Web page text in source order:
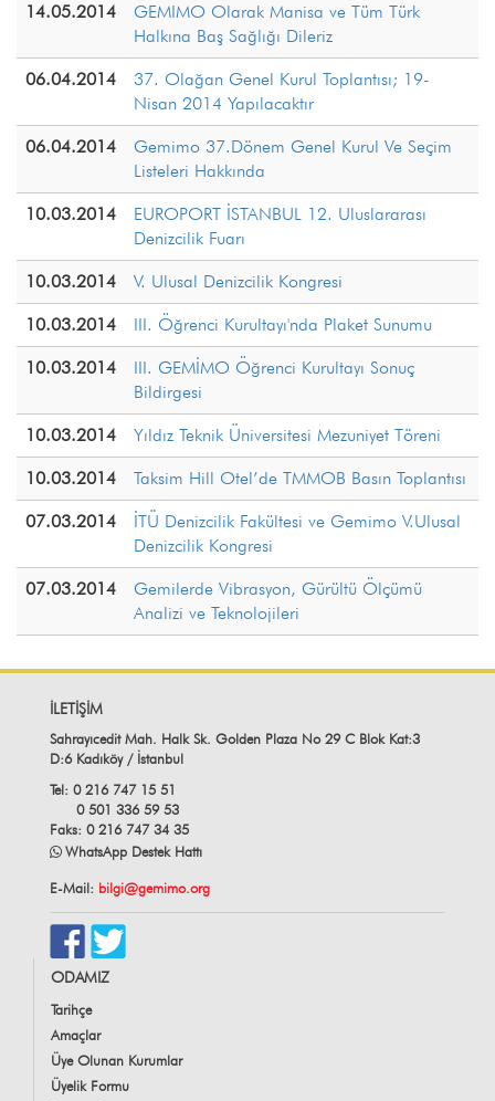
14.05.2014
GEMIMO Olarak Manisa ve Tüm Türk
Halkına Baş Sağlığı Dileriz
06.04.2014
37. Olağan Genel Kurul Toplantısı; 19-
Nisan 2014 Yapılacaktır
06.04.2014
Gemimo 37.Dönem Genel Kurul Ve Seçim
Listeleri Hakkında
10.03.2014
EUROPORT İSTANBUL 12. Uluslararası
Denizcilik Fuarı
10.03.2014 V. Ulusal Denizcilik Kongresi
10.03.2014 III. Öğrenci Kurultayı'nda Plaket Sunumu
10.03.2014
III. GEMİMO Öğrenci Kurultayı Sonuç
Bildirgesi
10.03.2014 Yıldız Teknik Üniversitesi Mezuniyet Töreni
10.03.2014 Taksim Hill Otel’de TMMOB Basın Toplantısı
07.03.2014
İTÜ Denizcilik Fakültesi ve Gemimo V.Ulusal
Denizcilik Kongresi
07.03.2014
Gemilerde Vibrasyon, Gürültü Ölçümü
Analizi ve Teknolojileri
İLETİŞİM
Sahrayıcedit Mah. Halk Sk. Golden Plaza No 29 C Blok Kat:3
D:6 Kadıköy / İstanbul
Tel: 0 216 747 15 51
0 501 336 59 53
Faks: 0 216 747 34 35
WhatsApp Destek Hattı
E-Mail: bilgi@gemimo.org
ODAMIZ
Tarihçe
Amaçlar
Üye Olunan Kurumlar
Üyelik Formu